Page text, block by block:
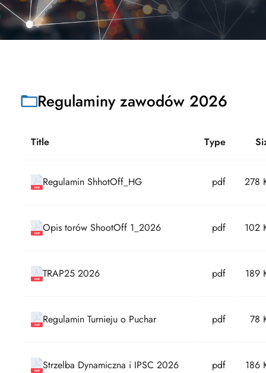
Regulaminy zawodów 2026
Title Type
Regulamin ShhotOff_HG pdf 278
Opis torów ShootOff 1_2026 pdf 102
TRAP25 2026 pdf 189
Regulamin Turnieju o Puchar pdf 78
Strzelba Dynamiczna i IPSC 2026 pdf 186